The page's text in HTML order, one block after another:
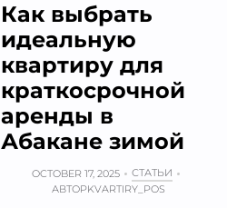
Как выбрать
идеальную
квартиру для
краткосрочной
аренды в
Абакане зимой
OCTOBER 17, 2025
СТАТЬИ
АВТОРKVARTIRY_POS